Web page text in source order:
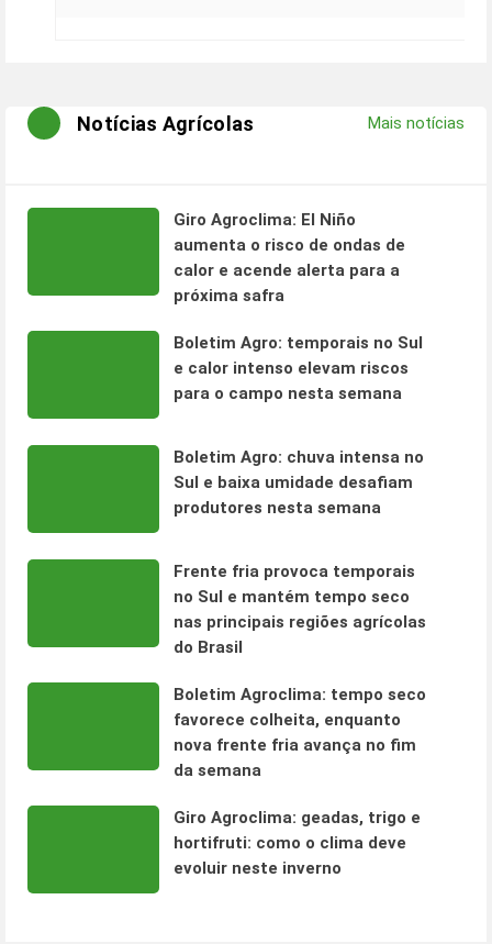
Notícias Agrícolas Mais notícias
Giro Agroclima: El Niño
aumenta o risco de ondas de
calor e acende alerta para a
próxima safra
Boletim Agro: temporais no Sul
e calor intenso elevam riscos
para o campo nesta semana
Boletim Agro: chuva intensa no
Sul e baixa umidade desafiam
produtores nesta semana
Frente fria provoca temporais
no Sul e mantém tempo seco
nas principais regiões agrícolas
do Brasil
Boletim Agroclima: tempo seco
favorece colheita, enquanto
nova frente fria avança no fim
da semana
Giro Agroclima: geadas, trigo e
hortifruti: como o clima deve
evoluir neste inverno